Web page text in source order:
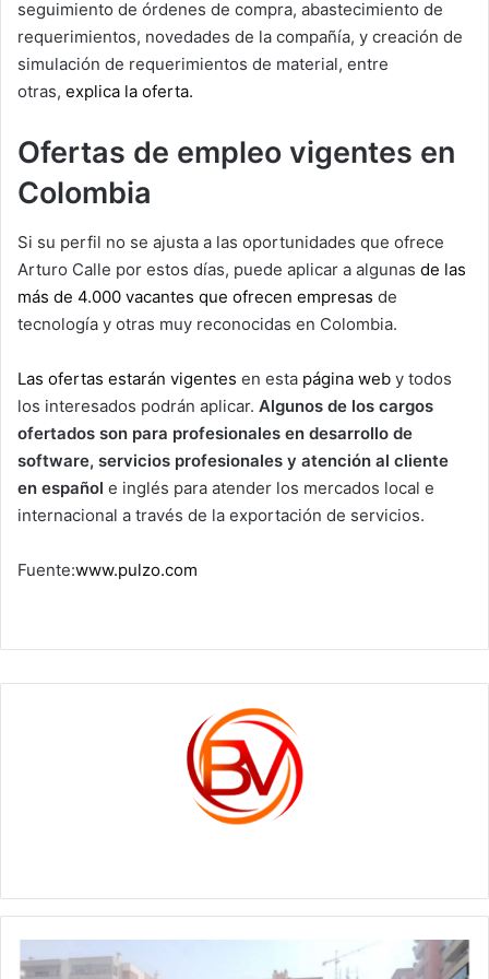
seguimiento de órdenes de compra, abastecimiento de
requerimientos, novedades de la compañía, y creación de
simulación de requerimientos de material, entre
otras, explica la oferta.
Ofertas de empleo vigentes en
Colombia
Si su perfil no se ajusta a las oportunidades que ofrece
Arturo Calle por estos días, puede aplicar a algunas de las
más de 4.000 vacantes que ofrecen empresas de
tecnología y otras muy reconocidas en Colombia.
Las ofertas estarán vigentes en esta página web y todos
los interesados podrán aplicar. Algunos de los cargos
ofertados son para profesionales en desarrollo de
software, servicios profesionales y atención al cliente
en español e inglés para atender los mercados local e
internacional a través de la exportación de servicios.
Fuente:www.pulzo.com
colapso